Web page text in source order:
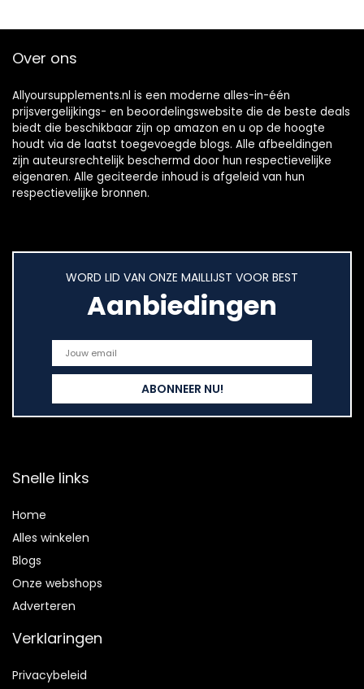
Over ons
Allyoursupplements.nl is een moderne alles-in-één
prijsvergelijkings- en beoordelingswebsite die de beste deals
biedt die beschikbaar zijn op amazon en u op de hoogte
houdt via de laatst toegevoegde blogs. Alle afbeeldingen
zijn auteursrechtelijk beschermd door hun respectievelijke
eigenaren. Alle geciteerde inhoud is afgeleid van hun
respectievelijke bronnen.
WORD LID VAN ONZE MAILLIJST VOOR BEST
Aanbiedingen
Snelle links
Home
Alles winkelen
Blogs
Onze webshops
Adverteren
Verklaringen
Privacybeleid